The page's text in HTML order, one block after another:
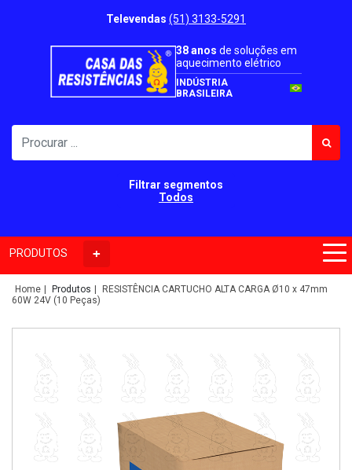
Televendas (51) 3133-5291
38 anos de soluções em
aquecimento elétrico
INDÚSTRIA
BRASILEIRA
Filtrar segmentos
Todos
PRODUTOS
Home Produtos
RESISTÊNCIA CARTUCHO ALTA CARGA Ø10 x 47mm
60W 24V (10 Peças)